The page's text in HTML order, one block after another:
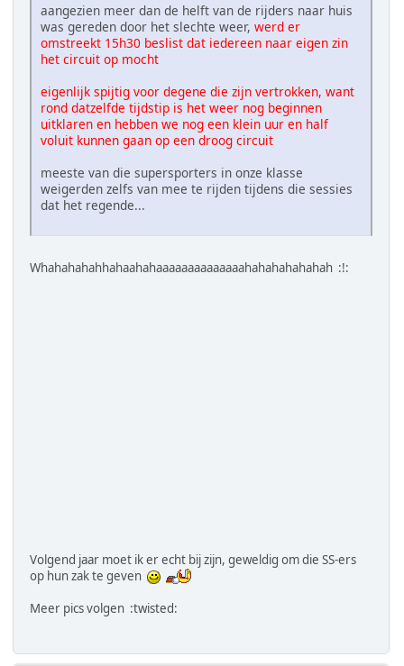
aangezien meer dan de helft van de rijders naar huis
was gereden door het slechte weer, werd er
omstreekt 15h30 beslist dat iedereen naar eigen zin
het circuit op mocht
eigenlijk spijtig voor degene die zijn vertrokken, want
rond datzelfde tijdstip is het weer nog beginnen
uitklaren en hebben we nog een klein uur en half
voluit kunnen gaan op een droog circuit
meeste van die supersporters in onze klasse
weigerden zelfs van mee te rijden tijdens die sessies
dat het regende...
Whahahahahhahaahahaaaaaaaaaaaaaahahahahahahah :!:
Volgend jaar moet ik er echt bij zijn, geweldig om die SS-ers
op hun zak te geven
Meer pics volgen :twisted: